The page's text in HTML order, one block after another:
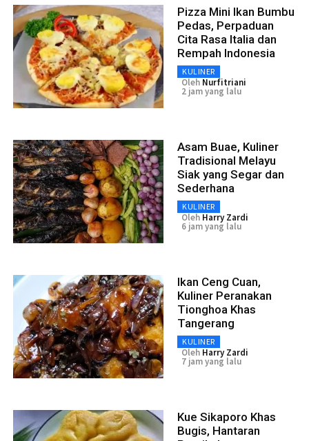
Pizza Mini Ikan Bumbu
Pedas, Perpaduan
Cita Rasa Italia dan
Rempah Indonesia
KULINER
Oleh Nurfitriani
2 jam yang lalu
Asam Buae, Kuliner
Tradisional Melayu
Siak yang Segar dan
Sederhana
KULINER
Oleh Harry Zardi
6 jam yang lalu
Ikan Ceng Cuan,
Kuliner Peranakan
Tionghoa Khas
Tangerang
KULINER
Oleh Harry Zardi
7 jam yang lalu
Kue Sikaporo Khas
Bugis, Hantaran